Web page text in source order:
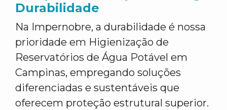
Durabilidade
Na Impernobre, a durabilidade é nossa
prioridade em Higienização de
Reservatórios de Água Potável em
Campinas, empregando soluções
diferenciadas e sustentáveis que
oferecem proteção estrutural superior.